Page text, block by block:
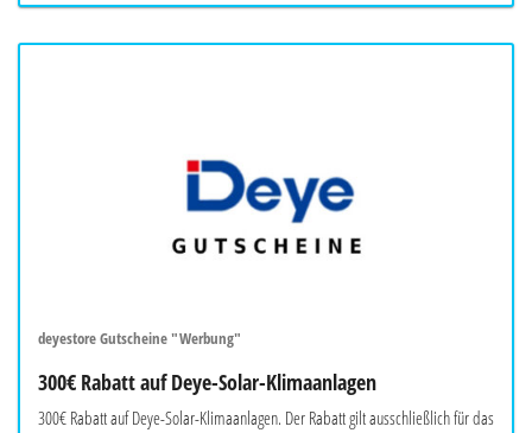
deyestore Gutscheine "Werbung"
300€ Rabatt auf Deye-Solar-Klimaanlagen
300€ Rabatt auf Deye-Solar-Klimaanlagen. Der Rabatt gilt ausschließlich für das